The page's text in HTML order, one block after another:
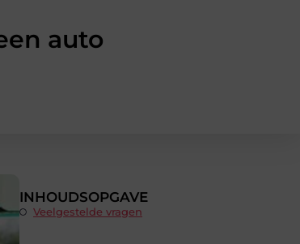
auto
INHOUDSOPGAVE
Veelgestelde vragen